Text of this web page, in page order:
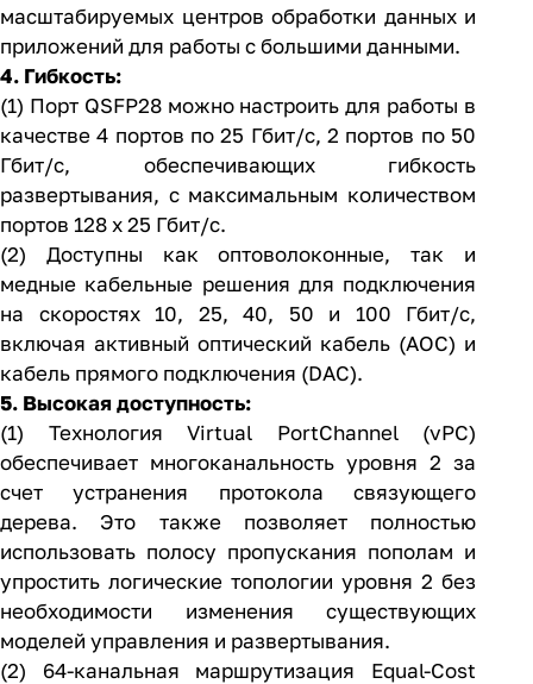
масштабируемых центров обработки данных и
приложений для работы с большими данными.
4. Гибкость:
(1) Порт QSFP28 можно настроить для работы в
качестве 4 портов по 25 Гбит/с, 2 портов по 50
Гбит/с, обеспечивающих гибкость
развертывания, с максимальным количеством
портов 128 x 25 Гбит/с.
(2) Доступны как оптоволоконные, так и
медные кабельные решения для подключения
на скоростях 10, 25, 40, 50 и 100 Гбит/с,
включая активный оптический кабель (AOC) и
кабель прямого подключения (DAC).
5. Высокая доступность:
(1) Технология Virtual PortChannel (vPC)
обеспечивает многоканальность уровня 2 за
счет устранения протокола связующего
дерева. Это также позволяет полностью
использовать полосу пропускания пополам и
упростить логические топологии уровня 2 без
необходимости изменения существующих
моделей управления и развертывания.
(2) 64-канальная маршрутизация Equal-Cost